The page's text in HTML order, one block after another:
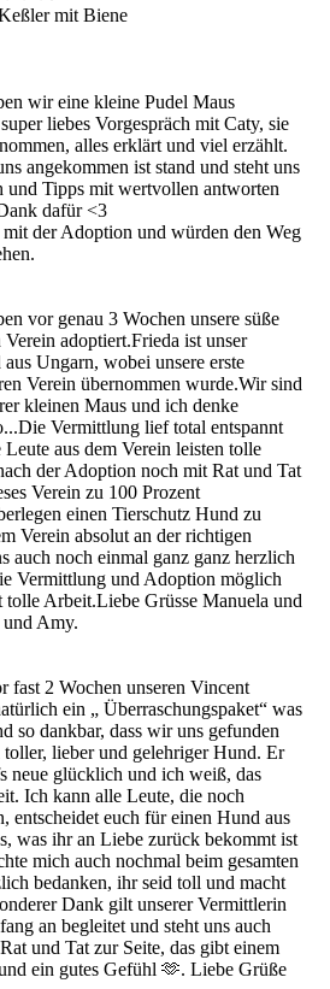
mit Biene
wir eine kleine Pudel Maus
liebes Vorgespräch mit Caty, sie
alles erklärt und viel erzählt.
angekommen ist stand und steht uns
und Tipps mit wertvollen antworten
dafür <3
der Adoption und würden den Weg
vor genau 3 Wochen unsere süße
adoptiert.Frieda ist unser
Ungarn, wobei unsere erste
Verein übernommen wurde.Wir sind
kleinen Maus und ich denke
Vermittlung lief total entspannt
aus dem Verein leisten tolle
der Adoption noch mit Rat und Tat
Verein zu 100 Prozent
einen Tierschutz Hund zu
Verein absolut an der richtigen
auch noch einmal ganz ganz herzlich
Vermittlung und Adoption möglich
tolle Arbeit.Liebe Grüsse Manuela und
Amy.
fast 2 Wochen unseren Vincent
ein „ Überraschungspaket“ was
so dankbar, dass wir uns gefunden
lieber und gelehriger Hund. Er
neue glücklich und ich weiß, das
Ich kann alle Leute, die noch
entscheidet euch für einen Hund aus
was ihr an Liebe zurück bekommt ist
mich auch nochmal beim gesamten
bedanken, ihr seid toll und macht
Dank gilt unserer Vermittlerin
an begleitet und steht uns auch
und Tat zur Seite, das gibt einem
ein gutes Gefühl 🫶. Liebe Grüße